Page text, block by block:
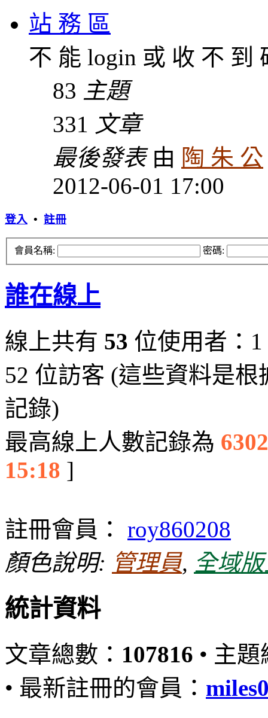
站 務 區
不 能 login 或 收 不 到
83 主題
331 文章
最後發表由 陶 朱 公
2012-06-01 17:00
登入 • 註冊
會員名稱: 密碼:
誰在線上
線上共有 53 位使用者：
52 位訪客 (這些資料是
記錄)
最高線上人數記錄為 6302
15:18 ]
註冊會員： roy860208
顏色說明: 管理員, 全域
統計資料
文章總數： 107816 • 主
• 最新註冊的會員：